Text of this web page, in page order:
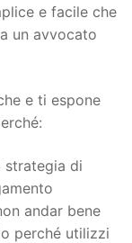
e facile che
un avvocato
e ti espone
strategia di
andar bene
perché utilizzi